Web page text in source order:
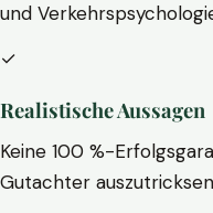
und
✓
Realistische Aussagen
Keine 100 %-
Gutachter